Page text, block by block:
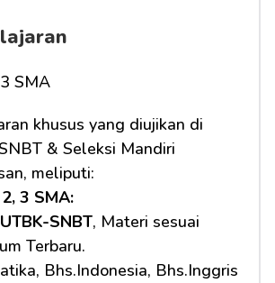
SMA
khusus yang diujikan di
& Seleksi Mandiri
meliputi:
3 SMA:
SNBT, Materi sesuai
Terbaru.
Bhs.Indonesia, Bhs.Inggris